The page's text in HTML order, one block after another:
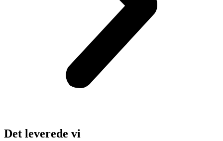
Det leverede vi